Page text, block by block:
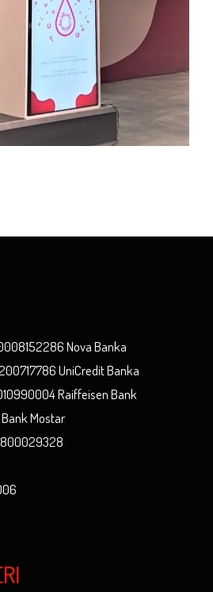
Nova Banka
UniCredit Banka
Raiffeisen Bank
Mostar